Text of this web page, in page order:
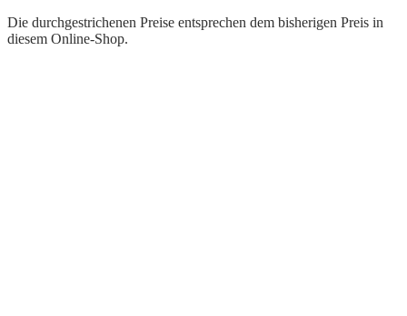
Die durchgestrichenen Preise entsprechen dem bisherigen Preis in
diesem Online-Shop.